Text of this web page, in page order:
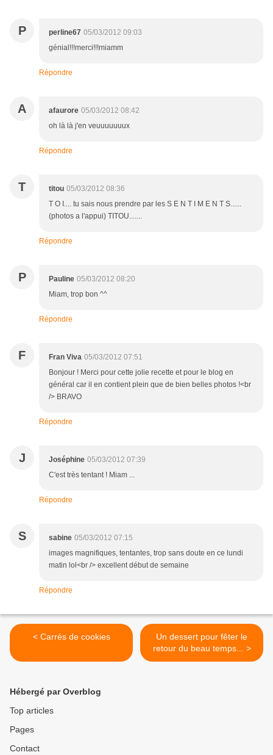
P perline67 05/03/2012 09:03
génial!!!merci!!!miamm
Répondre
A afaurore 05/03/2012 08:42
oh là là j'en veuuuuuuux
Répondre
T titou 05/03/2012 08:36
T O I.... tu sais nous prendre par les S E N T I M E N T S......
(photos a l'appui) TITOU.......
Répondre
P Pauline 05/03/2012 08:20
Miam, trop bon ^^
Répondre
F Fran Viva 05/03/2012 07:51
Bonjour ! Merci pour cette jolie recette et pour le blog en
général car il en contient plein que de bien belles photos !<br
/> BRAVO
Répondre
J Joséphine 05/03/2012 07:39
C'est très tentant ! Miam ...
Répondre
S sabine 05/03/2012 07:15
images magnifiques, tentantes, trop sans doute en ce lundi
matin lol<br /> excellent début de semaine
Répondre
< Carrés de cookies
Un dessert pour fêter le
retour du beau temps... >
Hébergé par Overblog
Top articles
Pages
Contact